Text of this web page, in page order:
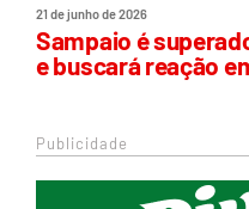
21 de junho de 2026
Sampaio é
e buscará reação
Publicidade